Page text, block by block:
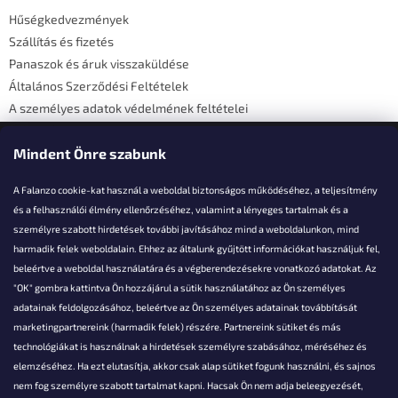
Mindent Önre szabunk
A Falanzo cookie-kat használ a weboldal biztonságos működéséhez, a teljesítmény
és a felhasználói élmény ellenőrzéséhez, valamint a lényeges tartalmak és a
személyre szabott hirdetések további javításához mind a weboldalunkon, mind
harmadik felek weboldalain. Ehhez az általunk gyűjtött információkat használjuk fel,
beleértve a weboldal használatára és a végberendezésekre vonatkozó adatokat. Az
"OK" gombra kattintva Ön hozzájárul a sütik használatához az Ön személyes
adatainak feldolgozásához, beleértve az Ön személyes adatainak továbbítását
marketingpartnereink (harmadik felek) részére. Partnereink sütiket és más
technológiákat is használnak a hirdetések személyre szabásához, méréséhez és
elemzéséhez. Ha ezt elutasítja, akkor csak alap sütiket fogunk használni, és sajnos
nem fog személyre szabott tartalmat kapni. Hacsak Ön nem adja beleegyezését,
Hűségkedvezmények
Szállítás és fizetés
Panaszok és áruk visszaküldése
Általános Szerződési Feltételek
A személyes adatok védelmének feltételei
Elérhetőségi adatok
Akarsz kérdezni valamit?
info@falanzo.hu